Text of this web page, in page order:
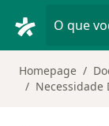
O que
Homepage
Necessidade